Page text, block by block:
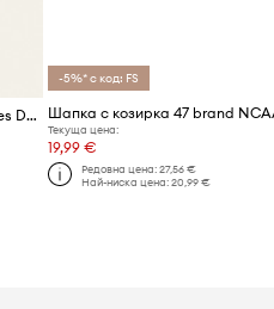
47 brand - Шапка MLB Los Angeles Dodgers
-5%* с код: FS
Текуща цена:
19,99 €
Редовна цена: 27,56 €
Най-ниска цена: 20,99 €